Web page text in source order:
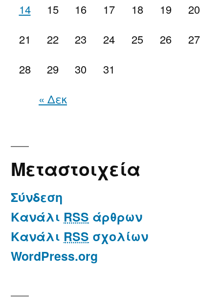
« Δεκ
14
15 16 17 18 19
20
21
22 23 24 25 26
27
28
29 30 31
Μεταστοιχεία
Σύνδεση
Κανάλι RSS άρθρων
Κανάλι RSS σχολίων
WordPress.org